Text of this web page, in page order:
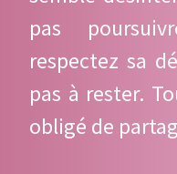
pas
respectez sa
pas à rester.
obligé de